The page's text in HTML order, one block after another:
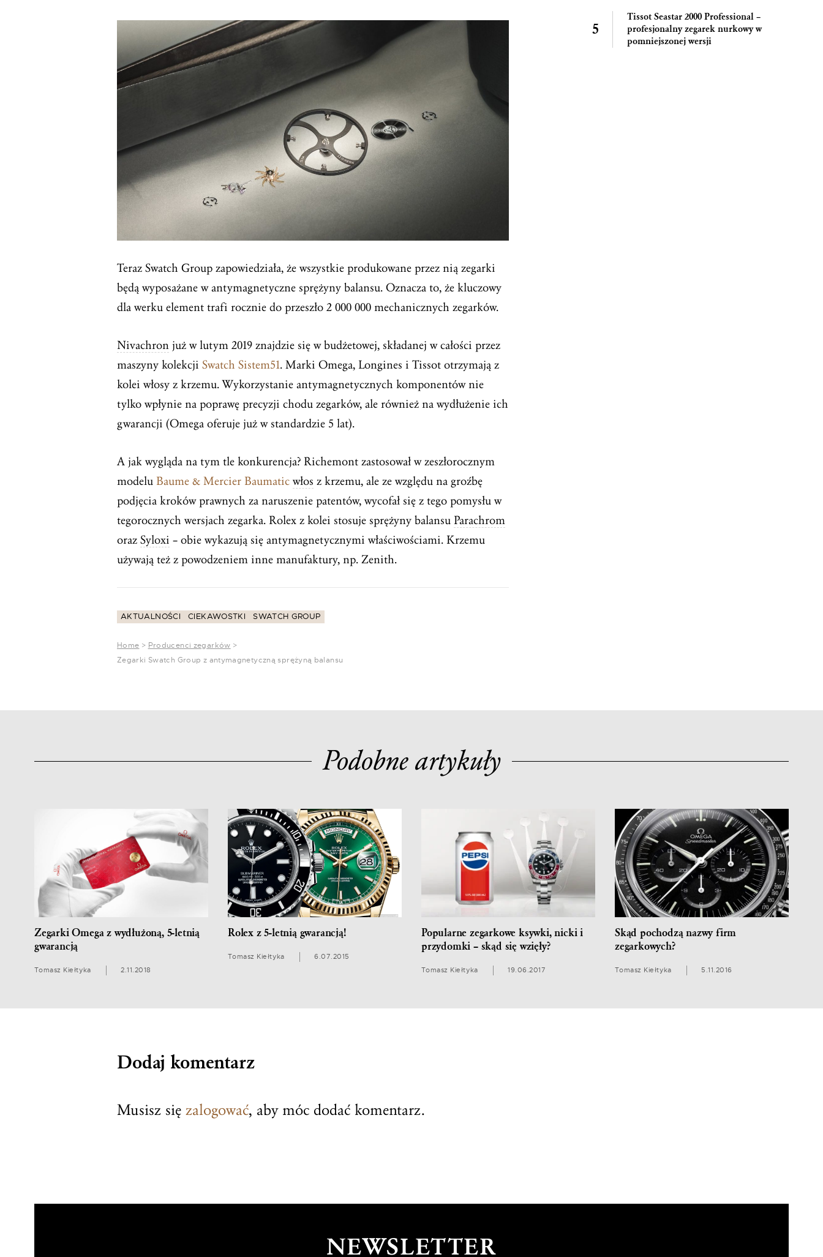
Teraz Swatch Group zapowiedziała, że wszystkie produkowane przez nią zegarki
będą wyposażane w antymagnetyczne sprężyny balansu. Oznacza to, że kluczowy
dla werku element trafi rocznie do przeszło 2 000 000 mechanicznych zegarków.
Nivachron już w lutym 2019 znajdzie się w budżetowej, składanej w całości przez
maszyny kolekcji Swatch Sistem51. Marki Omega, Longines i Tissot otrzymają z
kolei włosy z krzemu. Wykorzystanie antymagnetycznych komponentów nie
tylko wpłynie na poprawę precyzji chodu zegarków, ale również na wydłużenie ich
gwarancji (Omega oferuje już w standardzie 5 lat).
A jak wygląda na tym tle konkurencja? Richemont zastosował w zeszłorocznym
modelu Baume & Mercier Baumatic włos z krzemu, ale ze względu na groźbę
podjęcia kroków prawnych za naruszenie patentów, wycofał się z tego pomysłu w
tegorocznych wersjach zegarka. Rolex z kolei stosuje sprężyny balansu Parachrom
oraz Syloxi – obie wykazują się antymagnetycznymi właściwościami. Krzemu
używają też z powodzeniem inne manufaktury, np. Zenith.
AKTUALNOŚCI CIEKAWOSTKI SWATCH GROUP
Home > Producenci zegarków >
Zegarki Swatch Group z antymagnetyczną sprężyną balansu
Tissot Seastar 2000 Professional –
profesjonalny zegarek nurkowy w
pomniejszonej wersji
Podobne artykuły
Zegarki Omega z wydłużoną, 5-letnią
gwarancją
Tomasz Kiełtyka 2.11.2018
Rolex z 5-letnią gwarancją!
Tomasz Kiełtyka 6.07.2015
Popularne zegarkowe ksywki, nicki i
przydomki – skąd się wzięły?
Tomasz Kiełtyka 19.06.2017
Skąd pochodzą nazwy firm
zegarkowych?
Tomasz Kiełtyka 5.11.2016
Dodaj komentarz
Musisz się zalogować, aby móc dodać komentarz.
NEWSLETTER